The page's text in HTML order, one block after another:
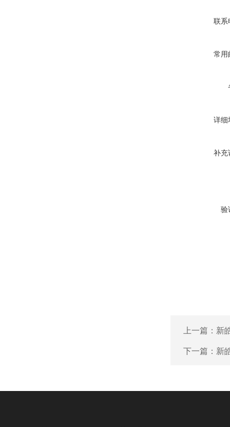
联系
常用
详细
补充
验
上一篇： 新
下一篇： 新